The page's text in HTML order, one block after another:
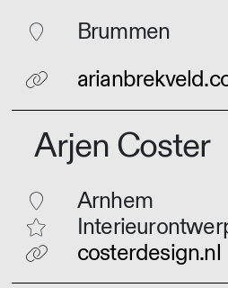
Brummen
Arjen Coster
Arnhem
costerdesign.nl